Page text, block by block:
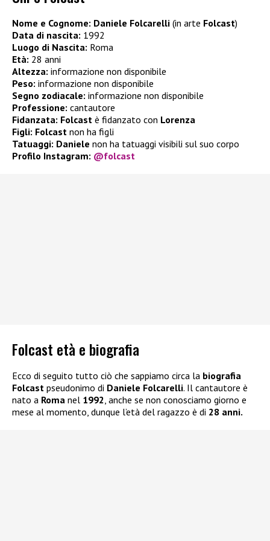
Nome e Cognome: Daniele Folcarelli (in arte Folcast)
Data di nascita: 1992
Luogo di Nascita: Roma
Età: 28 anni
Altezza: informazione non disponibile
Peso: informazione non disponibile
Segno zodiacale: informazione non disponibile
Professione: cantautore
Fidanzata: Folcast è fidanzato con Lorenza
Figli: Folcast non ha figli
Tatuaggi: Daniele non ha tatuaggi visibili sul suo corpo
Profilo Instagram: @folcast
Folcast età e biografia
Ecco di seguito tutto ciò che sappiamo circa la biografia
Folcast pseudonimo di Daniele Folcarelli. Il cantautore è
nato a Roma nel 1992 , anche se non conosciamo giorno e
mese al momento, dunque l’età del ragazzo è di 28 anni.